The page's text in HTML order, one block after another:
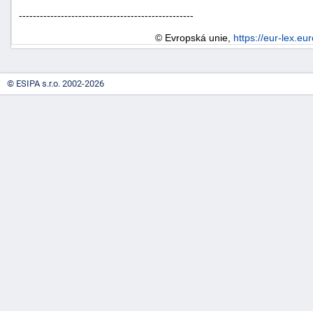
--------------------------------------------------
© Evropská unie, https://eur-
© ESIPA s.r.o. 2002-2026